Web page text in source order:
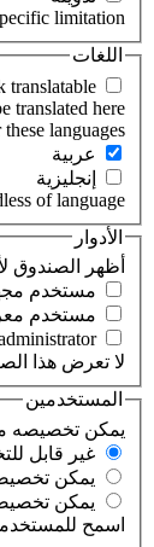
limitation.
اللغات
translated here.
‏عربية ‏
‏إنجليزية ‏
of language.
الأدوار
‏أظهر الصندوق
‏مستخدم
‏مستخدم
لا تعرض هذا
المستخدمين
‏يمكن تخصيصه
‏غير قابل
‏يمكن
‏يمكن
اسمح